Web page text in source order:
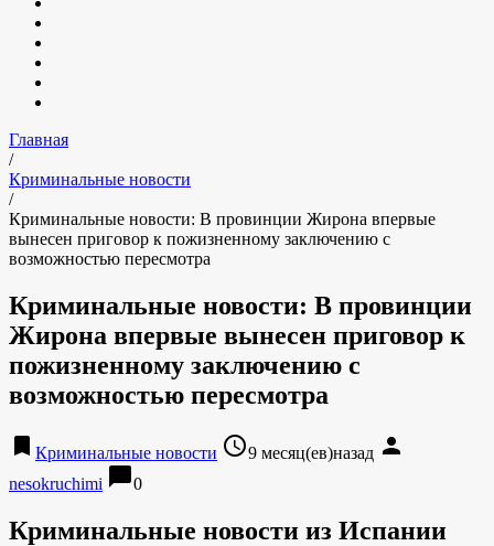
Главная
/
Криминальные новости
/
Криминальные новости: В провинции Жирона впервые
вынесен приговор к пожизненному заключению с
возможностью пересмотра
Криминальные новости: В провинции
Жирона впервые вынесен приговор к
пожизненному заключению с
возможностью пересмотра
bookmark Криминальные новости access_time9 месяц(ев)назад person
nesokruchimi chat_bubble0
Криминальные новости из Испании